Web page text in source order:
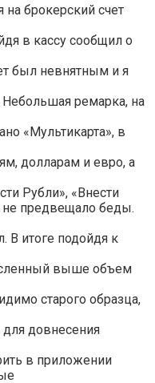
на брокерский счет
в кассу сообщил о
был невнятным и я
Небольшая ремарка, на
«Мультикарта», в
долларам и евро, а
Рубли», «Внести
не предвещало беды.
В итоге подойдя к
выше объем
старого образца,
довнесения
в приложении